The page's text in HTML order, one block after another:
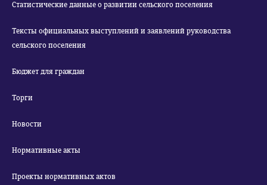
Статистические данные о развитии сельского поселения
Тексты официальных выступлений и заявлений руководства
сельского поселения
Бюджет для граждан
Торги
Новости
Нормативные акты
Проекты нормативных актов